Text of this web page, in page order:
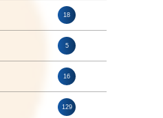
18
5
16
129